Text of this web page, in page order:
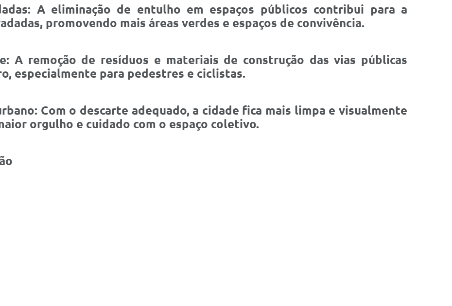
A eliminação de entulho em espaços públicos contribui para a
promovendo mais áreas verdes e espaços de convivência.
A remoção de resíduos e materiais de construção das vias públicas
especialmente para pedestres e ciclistas.
Com o descarte adequado, a cidade fica mais limpa e visualmente
orgulho e cuidado com o espaço coletivo.